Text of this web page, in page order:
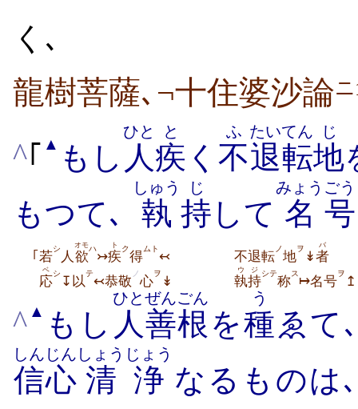
く､
龍樹菩薩､¬十住婆沙論ニ
^｢ ▲ もし 人
ひと
疾
と
く 不
ふ
退転
たいてん
地
じ
もつて､
執
しゅう
持
じ
して 名
みょう
号
ごう
｢若シ 人 欲
オモハ↣疾
ト ク得ムト ↢ 不退転ノ地ヲ ↡者
バ
応
ベ シ ↧以テ↢恭敬 ノ心ヲ ↡ 執
ウ
持
ジ シテ称ス↦名号ヲ ↥
^ ▲ もし 人
ひと
善根
ぜんごん
を種
う
ゑて
信心
しんじん
清浄
しょうじょう
なるものは